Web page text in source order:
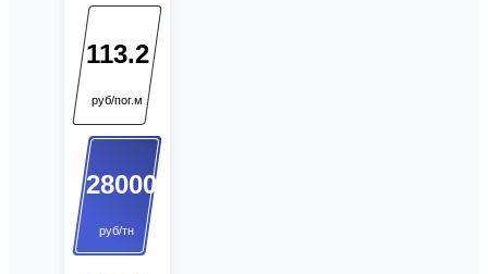
113.2
руб/пог.м
28000
руб/тн